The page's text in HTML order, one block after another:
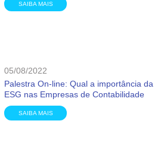
SAIBA MAIS
05/08/2022
Palestra On-line: Qual a importância da
ESG nas Empresas de Contabilidade
SAIBA MAIS